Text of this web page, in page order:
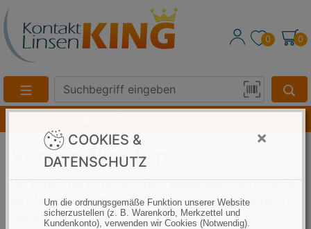
COOKIES &
DATENSCHUTZ
×
Um die ordnungsgemäße Funktion unserer Website
sicherzustellen (z. B. Warenkorb, Merkzettel und
Kundenkonto), verwenden wir Cookies (Notwendig).
Suche
Eingabefeld
Produktsuche
per
Barcode-
Scan
0 0
Versandkosten
Wir liefern portofrei ab einem Bestellwert von 70 Euro
inkl. MwSt. Darunter erheben wir Versandgebühren in
Höhe von 3,90 Euro inkl. MwSt..